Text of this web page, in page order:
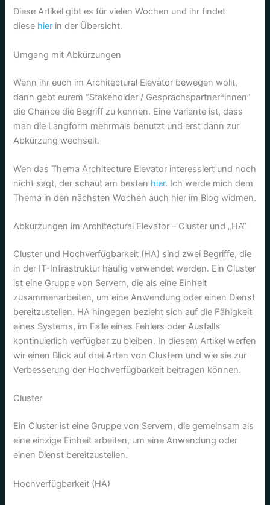
Diese Artikel gibt es für vielen Wochen und ihr findet
diese hier in der Übersicht.
Umgang mit Abkürzungen
Wenn ihr euch im Architectural Elevator bewegen wollt,
dann gebt eurem “Stakeholder / Gesprächspartner*innen”
die Chance die Begriff zu kennen. Eine Variante ist, dass
man die Langform mehrmals benutzt und erst dann zur
Abkürzung wechselt.
Wen das Thema Architecture Elevator interessiert und noch
nicht sagt, der schaut am besten hier. Ich werde mich dem
Thema in den nächsten Wochen auch hier im Blog widmen.
Abkürzungen im Architectural Elevator – Cluster und „HA“
Cluster und Hochverfügbarkeit (HA) sind zwei Begriffe, die
in der IT-Infrastruktur häufig verwendet werden. Ein Cluster
ist eine Gruppe von Servern, die als eine Einheit
zusammenarbeiten, um eine Anwendung oder einen Dienst
bereitzustellen. HA hingegen bezieht sich auf die Fähigkeit
eines Systems, im Falle eines Fehlers oder Ausfalls
kontinuierlich verfügbar zu bleiben. In diesem Artikel werfen
wir einen Blick auf drei Arten von Clustern und wie sie zur
Verbesserung der Hochverfügbarkeit beitragen können.
Cluster
Ein Cluster ist eine Gruppe von Servern, die gemeinsam als
eine einzige Einheit arbeiten, um eine Anwendung oder
einen Dienst bereitzustellen.
Hochverfügbarkeit (HA)